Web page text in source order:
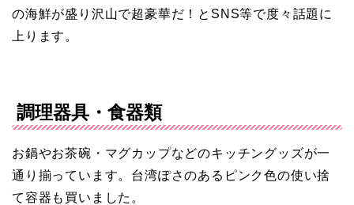
の海鮮が盛り沢山で超豪華だ！とSNS等で度々話題に
上ります。
調理器具・食器類
お鍋やお茶碗・マグカップなどのキッチングッズが一
通り揃っています。台湾ぽさのあるピンク色の使い捨
て容器も買いました。